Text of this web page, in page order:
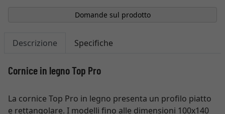
Domande sul prodotto
Descrizione Specifiche
Cornice in legno Top Pro
La cornice Top Pro in legno presenta un profilo piatto
e rettangolare. I modelli fino alle dimensioni 100x140